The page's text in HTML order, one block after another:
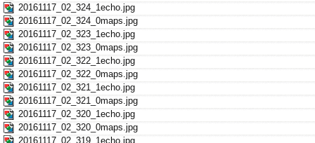
20161117_02_324_1echo.jpg
20161117_02_324_0maps.jpg
20161117_02_323_1echo.jpg
20161117_02_323_0maps.jpg
20161117_02_322_1echo.jpg
20161117_02_322_0maps.jpg
20161117_02_321_1echo.jpg
20161117_02_321_0maps.jpg
20161117_02_320_1echo.jpg
20161117_02_320_0maps.jpg
20161117_02_319_1echo.jpg